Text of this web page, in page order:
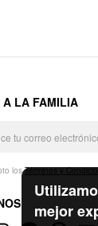
mejor
A LA FAMILIA
losTérminos y